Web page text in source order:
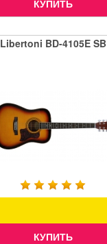
КУПИТЬ
Libertoni BD-4105E SB
КУПИТЬ